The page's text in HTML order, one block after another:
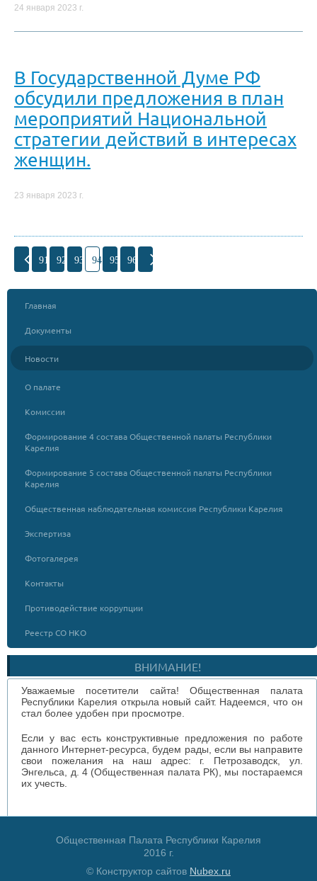
24 января 2023 г.
В Государственной Думе РФ
обсудили предложения в план
мероприятий Национальной
стратегии действий в интересах
женщин.
23 января 2023 г.
91 92 93 94 95 96
Главная
Документы
Новости
О палате
Комиссии
Формирование 4 состава Общественной палаты Республики
Карелия
Формирование 5 состава Общественной палаты Республики
Карелия
Общественная наблюдательная комиссия Республики Карелия
Экспертиза
Фотогалерея
Контакты
Противодействие коррупции
Реестр СО НКО
ВНИМАНИЕ!
Уважаемые посетители сайта! Общественная палата
Республики Карелия открыла новый сайт. Надеемся, что он
стал более удобен при просмотре.
Если у вас есть конструктивные предложения по работе
данного Интернет-ресурса, будем рады, если вы направите
свои пожелания на наш адрес: г. Петрозаводск, ул.
Энгельса, д. 4 (Общественная палата РК), мы постараемся
их учесть.
Общественная Палата Республики Карелия
2016 г.
© Конструктор сайтов Nubex.ru